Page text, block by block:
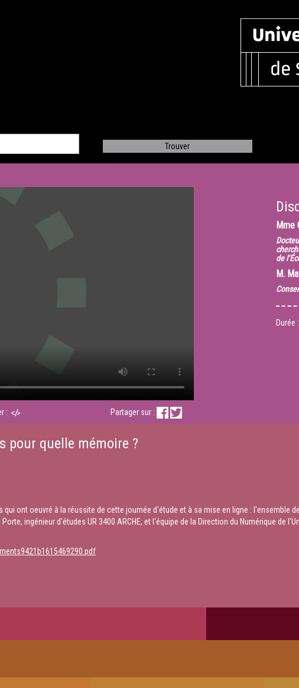
: Partager sur :
Mme
de
M.
Durée :
pour quelle mémoire ?
ont oeuvré à la réussite de cette journée d'étude et à sa mise en ligne : l'ensemble
ingénieur d'études UR 3400 ARCHE, et l'équipe de la Direction du Numérique de